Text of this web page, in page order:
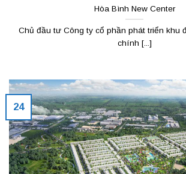
Hòa Bình New Center
Chủ đầu tư Công ty cổ phần phát triển khu
chính [...]
24